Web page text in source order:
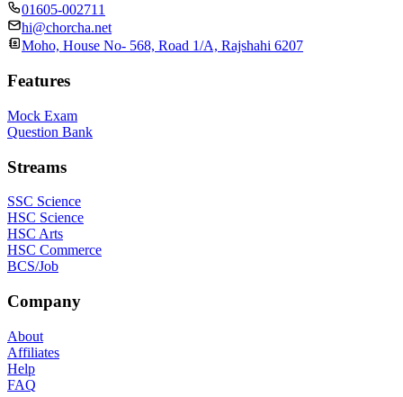
01605-002711
hi@chorcha.net
Moho, House No- 568, Road 1/A, Rajshahi 6207
Features
Mock Exam
Question Bank
Streams
SSC Science
HSC Science
HSC Arts
HSC Commerce
BCS/Job
Company
About
Affiliates
Help
FAQ